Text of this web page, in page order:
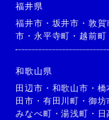
福井県
福井市 ・ 坂井市 ・ 敦賀
市 ・永平寺町 ・ 越前町
和歌山県
田辺市 ・ 和歌山市 ・ 橋
田市 ・ 有田川町 ・ 御坊
みなべ町 ・湯浅町 ・